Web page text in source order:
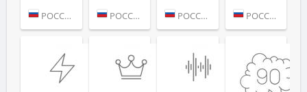
РОССИЯ (МОСКВА) РОССИЯ (МОСКВА) РОССИЯ (МОСКВА) РОССИЯ (МОСКВА)